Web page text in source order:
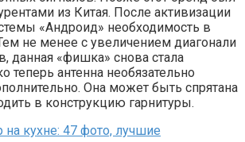
из Китая. После активизации
«Андроид» необходимость в
не менее с увеличением диагонали
данная «фишка» снова стала
теперь антенна необязательно
Она может быть спрятана
в конструкцию гарнитуры.